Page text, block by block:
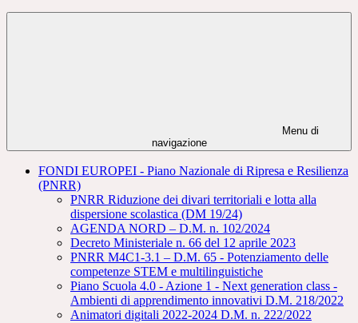
Menu di
navigazione
FONDI EUROPEI - Piano Nazionale di Ripresa e Resilienza
(PNRR)
PNRR Riduzione dei divari territoriali e lotta alla
dispersione scolastica (DM 19/24)
AGENDA NORD – D.M. n. 102/2024
Decreto Ministeriale n. 66 del 12 aprile 2023
PNRR M4C1-3.1 – D.M. 65 - Potenziamento delle
competenze STEM e multilinguistiche
Piano Scuola 4.0 - Azione 1 - Next generation class -
Ambienti di apprendimento innovativi D.M. 218/2022
Animatori digitali 2022-2024 D.M. n. 222/2022